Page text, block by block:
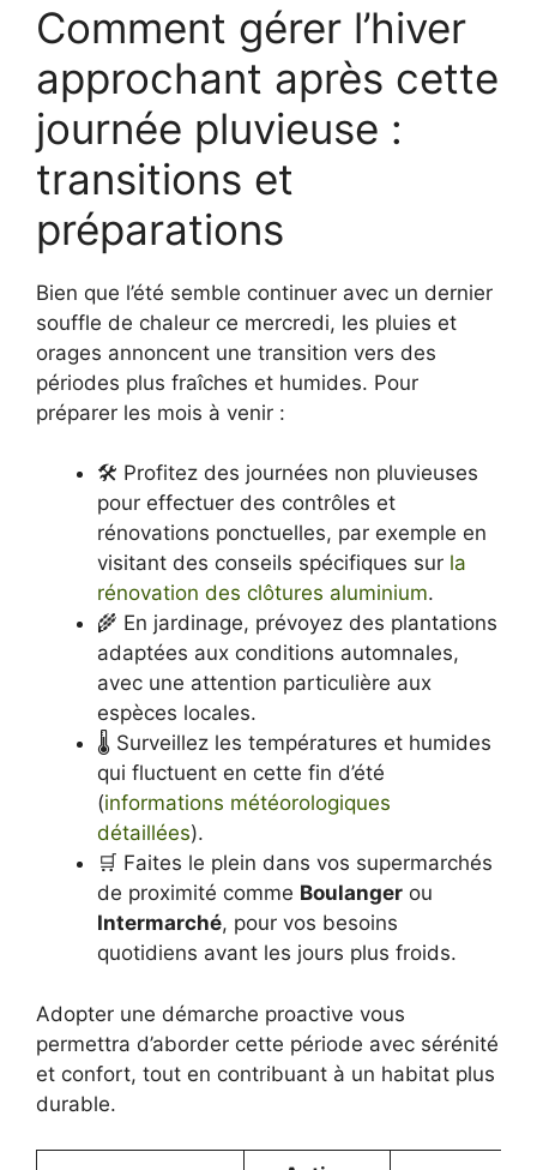
Comment gérer l’hiver
approchant après cette
journée pluvieuse :
transitions et
préparations
Bien que l’été semble continuer avec un dernier
souffle de chaleur ce mercredi, les pluies et
orages annoncent une transition vers des
périodes plus fraîches et humides. Pour
préparer les mois à venir :
🛠️ Profitez des journées non pluvieuses
pour effectuer des contrôles et
rénovations ponctuelles, par exemple en
visitant des conseils spécifiques sur la
rénovation des clôtures aluminium.
🌾 En jardinage, prévoyez des plantations
adaptées aux conditions automnales,
avec une attention particulière aux
espèces locales.
🌡️ Surveillez les températures et humides
qui fluctuent en cette fin d’été
(informations météorologiques
détaillées).
🛒 Faites le plein dans vos supermarchés
de proximité comme Boulanger ou
Intermarché, pour vos besoins
quotidiens avant les jours plus froids.
Adopter une démarche proactive vous
permettra d’aborder cette période avec sérénité
et confort, tout en contribuant à un habitat plus
durable.